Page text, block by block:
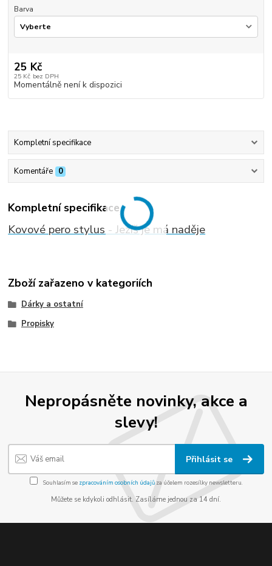
Barva
25 Kč
25 Kč bez DPH
Momentálně není k dispozici
Kompletní specifikace
Komentáře 0
Kompletní specifikace
Kovové pero stylus - Ježíš je má naděje
Zboží zařazeno v kategoriích
Dárky a ostatní
Propisky
Nepropásněte novinky, akce a
slevy!
Přihlásit se
Souhlasím se zpracováním osobních údajůza účelem rozesílky newsletteru.
Můžete se kdykoli odhlásit. Zasíláme jednou za 14 dní.